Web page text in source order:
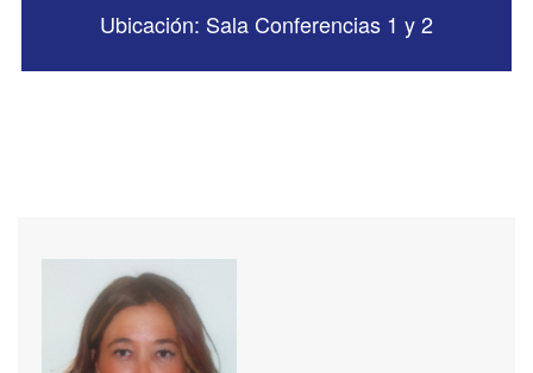
Ubicación: Sala Conferencias 1 y 2